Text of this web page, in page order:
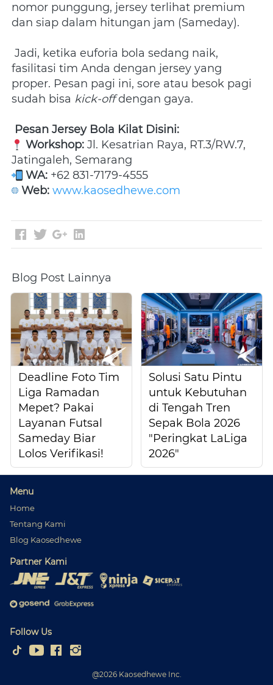
nomor punggung, jersey terlihat premium
dan siap dalam hitungan jam (Sameday).
fasilitasi tim Anda dengan jersey yang
proper. Pesan pagi ini, sore atau besok pagi
sudah bisa kick-off dengan gaya.
Pesan Jersey Bola Kilat Disini:
Workshop: Jl. Kesatrian Raya, RT.3/RW.7,
Jatingaleh, Semarang
WA: +62 831-7179-4555
Web: www.kaosedhewe.com
Blog Post Lainnya
Deadline Foto Tim
Liga Ramadan
Mepet? Pakai
Layanan Futsal
Sameday Biar
Lolos Verifikasi!
Solusi Satu Pintu
untuk Kebutuhan
di Tengah Tren
Sepak Bola 2026
"Peringkat LaLiga
2026"
Menu
Home
Tentang Kami
Blog Kaosedhewe
Partner Kami
Follow Us
@2026Kaosedhewe Inc.